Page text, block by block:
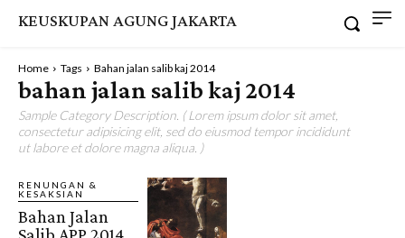
KEUSKUPAN AGUNG JAKARTA
Home Tags Bahan jalan salib kaj 2014
bahan jalan salib kaj 2014
Sample Category Description. ( Lorem ipsum dolor sit amet,
consectetur adipisicing elit, sed do eiusmod tempor incididunt
ut labore et dolore magna aliqua. )
RENUNGAN &
KESAKSIAN
Bahan Jalan